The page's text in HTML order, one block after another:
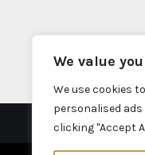
We value
We use cookies
personalised
clicking "Accept